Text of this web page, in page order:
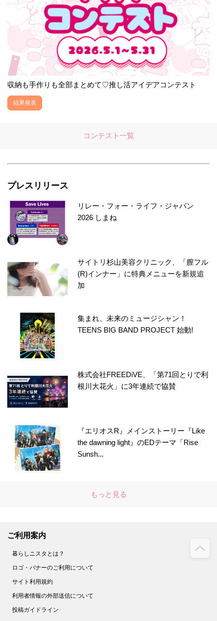
収納も手作りも全部まとめて♡推し活アイデアコンテスト
結果発表
コンテスト一覧
プレスリリース
リレー・フォー・ライフ・ジャパン
2026 しまね
サイトリ杉山美容クリニック、「膣フル
(R)インナー」に特典メニューを新規追
加
集まれ、未来のミュージシャン！
TEENS BIG BAND PROJECT 始動!
株式会社FREEDiVE、「第71回とりで利
根川大花火」に3年連続で協賛
『エリオスR』メインストーリー『Like
the dawning light』のEDテーマ「Rise
Sunsh...
もっと見る
ご利用案内
暮らしニスタとは？
ロゴ・バナーのご利用について
サイト利用規約
利用者情報の外部送信について
投稿ガイドライン